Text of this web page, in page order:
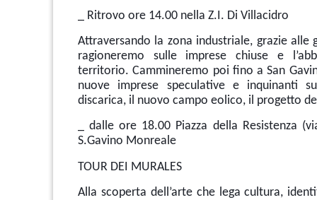
_ Ritrovo ore 14.00 nella Z.I. Di Villacidro
Attraversando la zona industriale, grazie alle
ragioneremo sulle imprese chiuse e
territorio. Cammineremo poi fino a San
nuove imprese speculative e inquinanti
discarica, il nuovo campo eolico, il progetto
_ dalle ore 18.00 Piazza della Resistenza
S.Gavino Monreale
TOUR DEI MURALES
Alla scoperta dell’arte che lega cultura,